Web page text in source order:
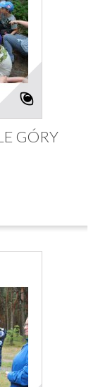
GÓRY